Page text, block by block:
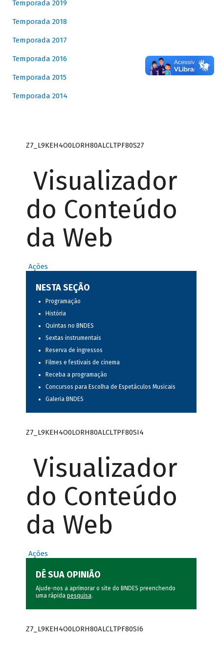
Temporada 2019
Temporada 2018
Temporada 2017
Temporada 2016
Temporada 2015
Temporada 2014
Z7_L9KEH4O0LORH80ALCLTPF80S27
Visualizador
do Conteúdo
da Web
Ações
NESTA SEÇÃO
Programação
História
Quintas no BNDES
Sextas instrumentais
Reserva de ingressos
Filmes e festivais de cinema
Receba a programação
Concursos para Escolha de Espetáculos Musicais
Galeria BNDES
Z7_L9KEH4O0LORH80ALCLTPF80SI4
Visualizador
do Conteúdo
da Web
Ações
DÊ SUA OPINIÃO
Ajude-nos a aprimorar o site do BNDES preenchendo
uma rápida pesquisa.
Z7_L9KEH4O0LORH80ALCLTPF80SI6